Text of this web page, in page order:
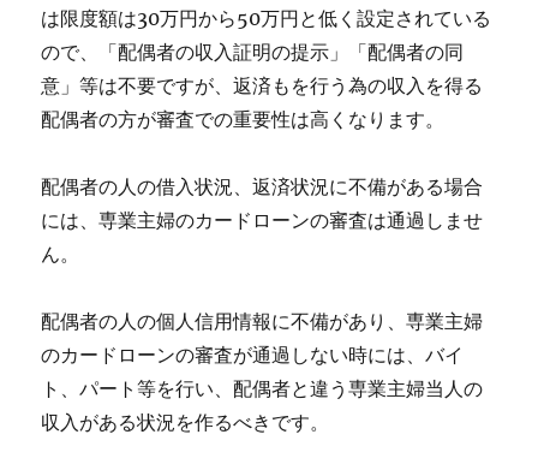
は限度額は30万円から50万円と低く設定されている
ので、「配偶者の収入証明の提示」「配偶者の同
意」等は不要ですが、返済もを行う為の収入を得る
配偶者の方が審査での重要性は高くなります。
配偶者の人の借入状況、返済状況に不備がある場合
には、専業主婦のカードローンの審査は通過しませ
ん。
配偶者の人の個人信用情報に不備があり、専業主婦
のカードローンの審査が通過しない時には、バイ
ト、パート等を行い、配偶者と違う専業主婦当人の
収入がある状況を作るべきです。